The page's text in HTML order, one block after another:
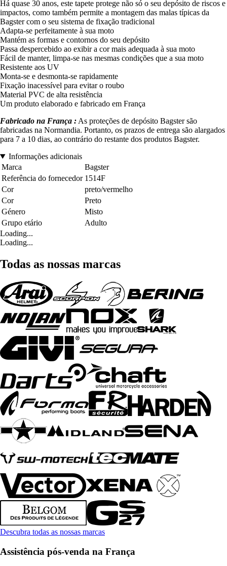
Há quase 30 anos, este tapete protege não só o seu depósito de riscos e
impactos, como também permite a montagem das malas típicas da
Bagster com o seu sistema de fixação tradicional
Adapta-se perfeitamente à sua moto
Mantém as formas e contornos do seu depósito
Passa despercebido ao exibir a cor mais adequada à sua moto
Fácil de manter, limpa-se nas mesmas condições que a sua moto
Resistente aos UV
Monta-se e desmonta-se rapidamente
Fixação inacessível para evitar o roubo
Material PVC de alta resistência
Um produto elaborado e fabricado em França
Fabricado na França : As proteções de depósito Bagster são
fabricadas na Normandia. Portanto, os prazos de entrega são alargados
para 7 a 10 dias, ao contrário do restante dos produtos Bagster.
Informações adicionais
Marca
Bagster
Referência do fornecedor 1514F
Cor
preto/vermelho
Cor
Preto
Género
Misto
Grupo etário
Adulto
Loading...
Loading...
Todas as nossas marcas
Descubra todas as nossas marcas
Assistência pós-venda na França